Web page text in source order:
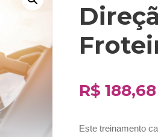
R$ 188,68
Este treinamento